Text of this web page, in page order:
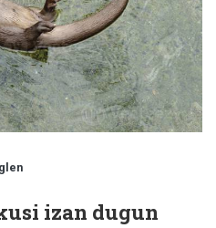
izan dugun